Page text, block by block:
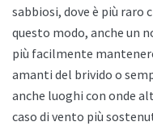
sabbiosi, dove è più raro
questo modo, anche un
più facilmente
amanti del brivido o
anche luoghi con onde
caso di vento più